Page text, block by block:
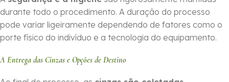
durante todo o procedimento. A duração do processo
pode variar ligeiramente dependendo de fatores como o
porte físico do indivíduo e a tecnologia do equipamento.
A Entrega das Cinzas e Opções de Destino